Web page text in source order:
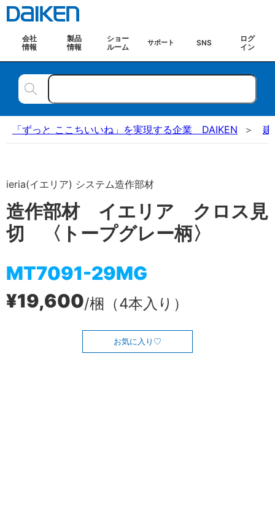
会社
情報
製品
情報
ショー
ルーム
サポート SNS
ログ
イン
「ずっと ここちいいね」を実現する企業 DAIKEN 建
ieria(イエリア) システム造作部材
造作部材 イエリア クロス見
切 〈トープグレー柄〉
MT7091-29MG
¥19,600/梱（4本入り）
お気に入り